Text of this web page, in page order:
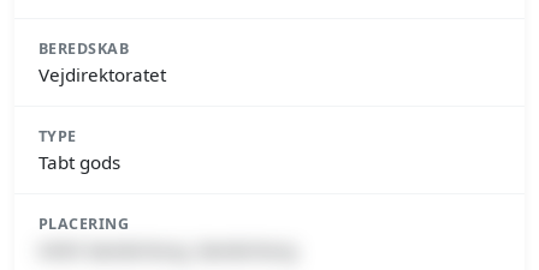
BEREDSKAB
Vejdirektoratet
TYPE
Tabt gods
PLACERING